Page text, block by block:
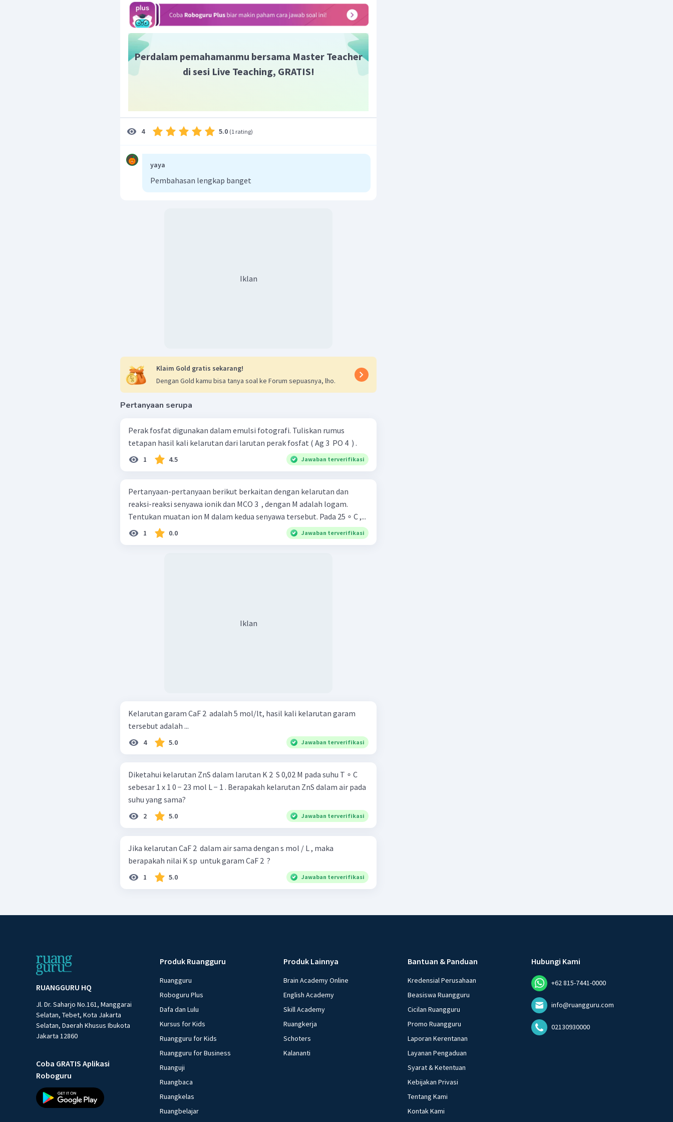
Perdalam pemahamanmu bersama Master Teacher
di sesi Live Teaching, GRATIS!
4 5.0 (1 rating)
yaya
Pembahasan lengkap banget
Iklan
Klaim Gold gratis sekarang!
Dengan Gold kamu bisa tanya soal ke Forum sepuasnya, lho.
Pertanyaan serupa
Perak fosfat digunakan dalam emulsi fotografi. Tuliskan rumus
tetapan hasil kali kelarutan dari larutan perak fosfat ( Ag 3 ​ PO 4 ​ ) .
1 4.5 Jawaban terverifikasi
Pertanyaan-pertanyaan berikut berkaitan dengan kelarutan dan
reaksi-reaksi senyawa ionik dan MCO 3 ​ , dengan M adalah logam.
Tentukan muatan ion M dalam kedua senyawa tersebut. Pada 25 ∘ C ,...
1 0.0 Jawaban terverifikasi
Iklan
Kelarutan garam CaF 2 ​ adalah 5 mol/lt, hasil kali kelarutan garam
tersebut adalah ...
4 5.0 Jawaban terverifikasi
Diketahui kelarutan ZnS dalam larutan K 2 ​ S 0,02 M pada suhu T ∘ C
sebesar 1 x 1 0 − 23 mol L − 1 . Berapakah kelarutan ZnS dalam air pada
suhu yang sama?
2 5.0 Jawaban terverifikasi
Jika kelarutan CaF 2 ​ dalam air sama dengan s mol / L , maka
berapakah nilai K sp ​ untuk garam CaF 2 ​ ?
1 5.0 Jawaban terverifikasi
RUANGGURU HQ
Jl. Dr. Saharjo No.161, Manggarai
Selatan, Tebet, Kota Jakarta
Selatan, Daerah Khusus Ibukota
Jakarta 12860
Coba GRATIS Aplikasi
Roboguru
Produk Ruangguru
Ruangguru
Roboguru Plus
Dafa dan Lulu
Kursus for Kids
Ruangguru for Kids
Ruangguru for Business
Ruanguji
Ruangbaca
Ruangkelas
Ruangbelajar
Produk Lainnya
Brain Academy Online
English Academy
Skill Academy
Ruangkerja
Schoters
Kalananti
Bantuan & Panduan
Kredensial Perusahaan
Beasiswa Ruangguru
Cicilan Ruangguru
Promo Ruangguru
Laporan Kerentanan
Layanan Pengaduan
Syarat & Ketentuan
Kebijakan Privasi
Tentang Kami
Kontak Kami
Hubungi Kami
+62 815-7441-0000
info@ruangguru.com
02130930000